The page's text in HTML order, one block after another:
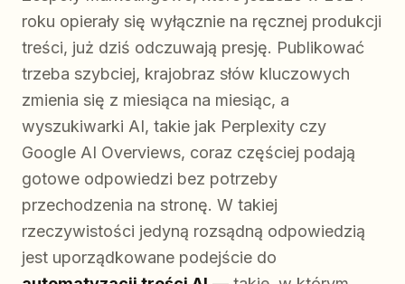
roku opierały się wyłącznie na ręcznej produkcji
treści, już dziś odczuwają presję. Publikować
trzeba szybciej, krajobraz słów kluczowych
zmienia się z miesiąca na miesiąc, a
wyszukiwarki AI, takie jak Perplexity czy
Google AI Overviews, coraz częściej podają
gotowe odpowiedzi bez potrzeby
przechodzenia na stronę. W takiej
rzeczywistości jedyną rozsądną odpowiedzią
jest uporządkowane podejście do